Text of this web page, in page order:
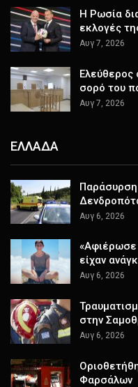
Η Ρωσία
εκλογές
Αυγ 7, 2026
Ελεύθερος
σορό του
Αυγ 7, 2026
ΕΛΛΑΔΑ
Παράσυρση
Αυγ 6, 2026
είχαν
Αυγ 6, 2026
στην
Αυγ 6, 2026
Φαρσάλων